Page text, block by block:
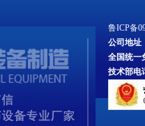
鲁ICP备
公司地址
全国统一
技术部电